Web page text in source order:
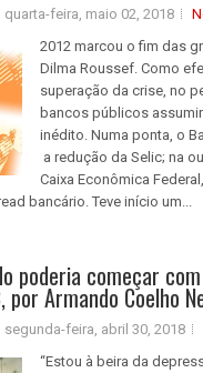
quarta-feira, maio 02, 2018
2012 marcou o fim das
Dilma Roussef. Como
superação da crise, no
bancos públicos
inédito. Numa ponta, o
a redução da Selic; na
Caixa Econômica
bancário. Teve início um...
poderia começar
por Armando Coelho
segunda-feira, abril 30, 2018
“Estou à beira da